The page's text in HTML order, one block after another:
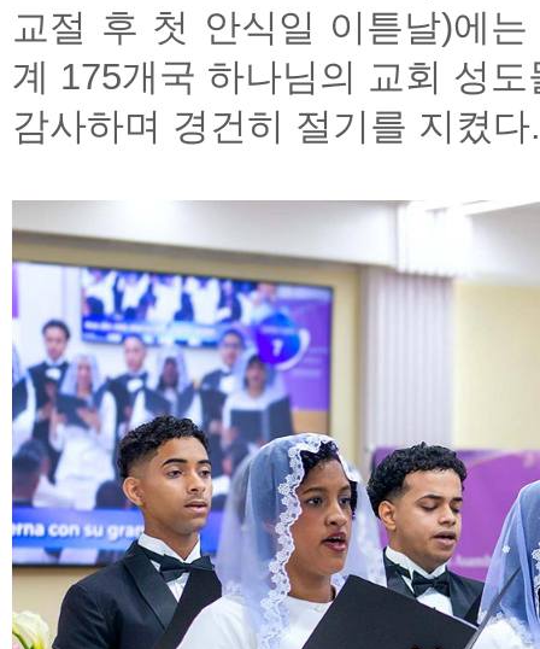
교절 후 첫 안식일 이튿날)에
계 175개국 하나님의 교회 성
감사하며 경건히 절기를 지켰다.